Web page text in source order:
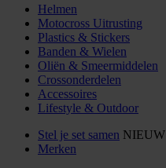
Helmen
Motocross Uitrusting
Plastics & Stickers
Banden & Wielen
Oliën & Smeermiddelen
Crossonderdelen
Accessoires
Lifestyle & Outdoor
Stel je set samen NIEUW
Merken